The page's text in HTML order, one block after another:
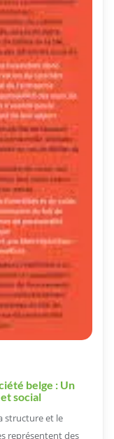
belge : Un
social
structure et le
représentent des